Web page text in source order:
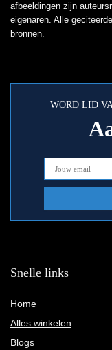
afbeeldingen zijn
eigenaren. Alle
bronnen.
WORD LID
Snelle links
Home
Alles winkelen
Blogs